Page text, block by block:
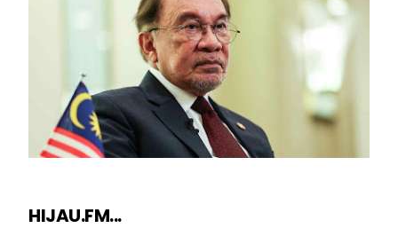
HIJAU.FM...